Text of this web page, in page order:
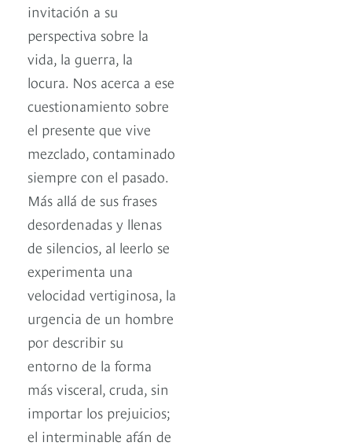
invitación a su
perspectiva sobre la
vida, la guerra, la
locura. Nos acerca a ese
cuestionamiento sobre
el presente que vive
mezclado, contaminado
siempre con el pasado.
Más allá de sus frases
desordenadas y llenas
de silencios, al leerlo se
experimenta una
velocidad vertiginosa, la
urgencia de un hombre
por describir su
entorno de la forma
más visceral, cruda, sin
importar los prejuicios;
el interminable afán de